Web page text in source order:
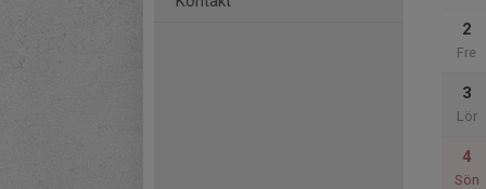
2
Fre
3
Lör
4
Sön